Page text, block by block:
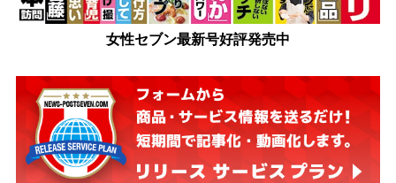
女性セブン最新号好評発売中